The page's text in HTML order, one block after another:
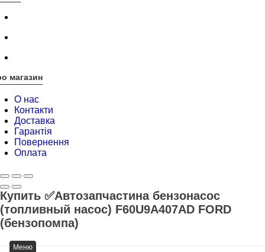
магазин
О нас
Контакти
Доставка
Гарантія
Повернення
Оплата
Купить ✅Автозапчастина бензонасос
(топливный насос) F60U9A407AD FORD
(бензопомпа)
Меню